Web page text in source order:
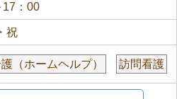
17：00
祝
（ホームヘルプ） 訪問看護